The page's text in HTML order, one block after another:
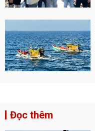
Đọc thêm